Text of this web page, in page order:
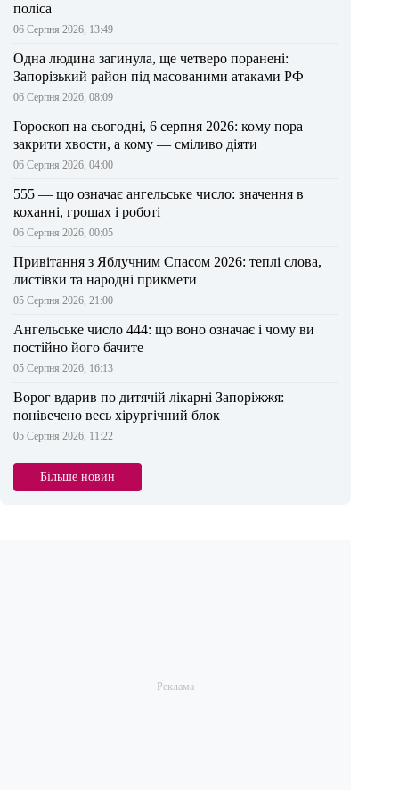
поліса
06 Серпня 2026, 13:49
Одна людина загинула, ще четверо поранені:
Запорізький район під масованими атаками РФ
06 Серпня 2026, 08:09
Гороскоп на сьогодні, 6 серпня 2026: кому пора
закрити хвости, а кому — сміливо діяти
06 Серпня 2026, 04:00
555 — що означає ангельське число: значення в
коханні, грошах і роботі
06 Серпня 2026, 00:05
Привітання з Яблучним Спасом 2026: теплі слова,
листівки та народні прикмети
05 Серпня 2026, 21:00
Ангельське число 444: що воно означає і чому ви
постійно його бачите
05 Серпня 2026, 16:13
Ворог вдарив по дитячій лікарні Запоріжжя:
понівечено весь хірургічний блок
05 Серпня 2026, 11:22
Більше новин